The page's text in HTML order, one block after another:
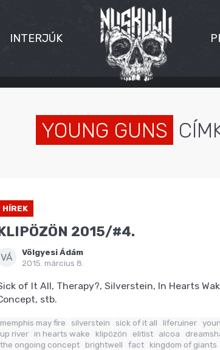
INTERJÚK
YOUNG GUNS
HÍREK
2015/#4.
VÁ
Völgyesi Ádám
2015. március 8.
of It All, Therapy?, Silverstein, In Hearts
stb.
memphis may fire silverstein sick of it all liferuiner
up river in hearts wake klipözön elitist alcoa
the ongoing concept brightwell fact kingdom of giants